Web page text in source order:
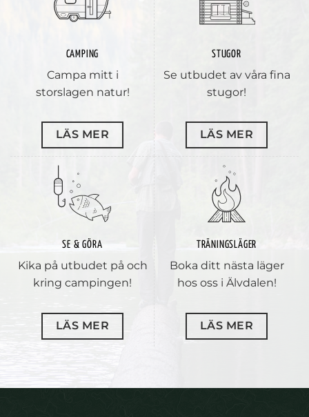
CAMPING
Campa mitt i
storslagen natur!
LÄS MER
STUGOR
Se utbudet av våra fina
stugor!
LÄS MER
SE & GÖRA
Kika på utbudet på och
kring campingen!
LÄS MER
TRÄNINGSLÄGER
Boka ditt nästa läger
hos oss i Älvdalen!
LÄS MER